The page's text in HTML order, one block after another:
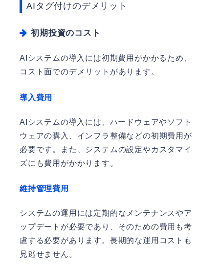
AIタグ付けのデメリット
初期投資のコスト
AIシステムの導入には初期費用がかかるため、
コスト面でのデメリットがあります。
導入費用
AIシステムの導入には、ハードウェアやソフト
ウェアの購入、インフラ整備などの初期費用が
必要です。また、システムの設定やカスタマイ
ズにも費用がかかります。
維持管理費用
システムの運用には定期的なメンテナンスやア
ップデートが必要であり、そのための費用も考
慮する必要があります。長期的な運用コストも
見逃せません。